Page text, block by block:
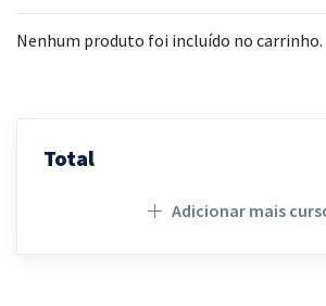
Nenhum produto foi incluído no carrinho.
Total
Adicionar mais